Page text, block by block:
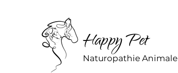
Happy Pet
Naturopathie Animale